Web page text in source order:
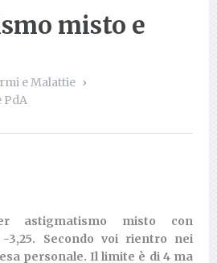
misto e
e Malattie
PdA
astigmatismo misto con
3,25. Secondo voi rientro nei
personale. Il limite è di 4 ma